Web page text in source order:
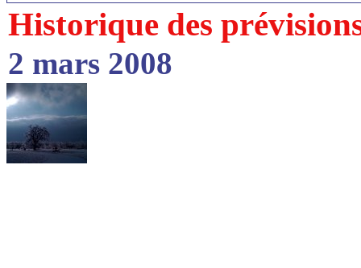
Historique des
2 mars 2008